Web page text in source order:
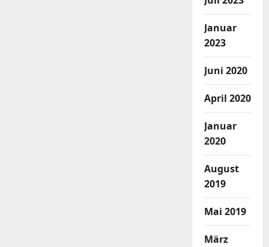
Januar
2023
Juni 2020
April 2020
Januar
2020
August
2019
Mai 2019
März